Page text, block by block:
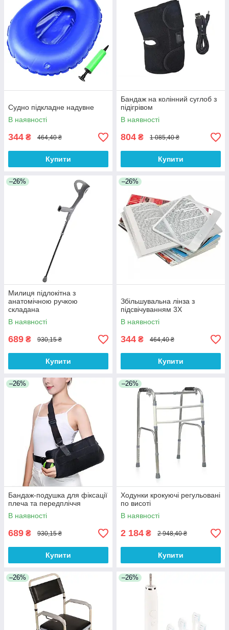
Судно підкладне надувне
В наявності
344 ₴ 464,40 ₴
Купити
Бандаж на колінний суглоб з
підігрівом
В наявності
804 ₴ 1 085,40 ₴
Купити
–26%
Милиця підлокітна з
анатомічною ручкою
складана
В наявності
689 ₴ 930,15 ₴
Купити
–26%
Збільшувальна лінза з
підсвічуванням 3Х
В наявності
344 ₴ 464,40 ₴
Купити
–26%
Бандаж-подушка для фіксації
плеча та передпліччя
В наявності
689 ₴ 930,15 ₴
Купити
–26%
Ходунки крокуючі регульовані
по висоті
В наявності
2 184 ₴ 2 948,40 ₴
Купити
–26% –26%